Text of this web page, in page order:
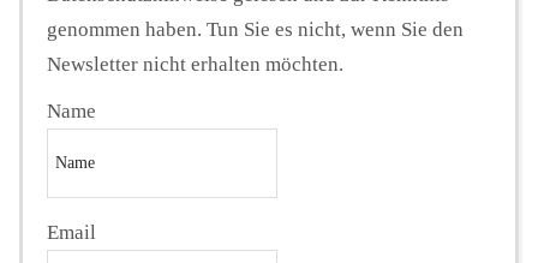
genommen haben. Tun Sie es nicht, wenn Sie den
Newsletter nicht erhalten möchten.
Name
Email